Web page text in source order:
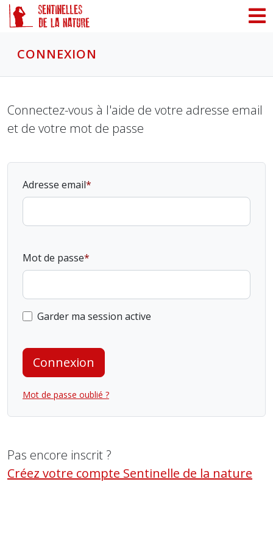
CONNEXION
Connectez-vous à l'aide de votre adresse email
et de votre mot de passe
Adresse email
Mot de passe
Garder ma session active
Connexion
Mot de passe oublié ?
Pas encore inscrit ?
Créez votre compte Sentinelle de la nature
Panneau de gestion des cookies